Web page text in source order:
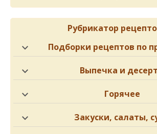
Рубрикатор
Подборки рецептов по
Выпечка и
Горячее
Закуски, салаты,